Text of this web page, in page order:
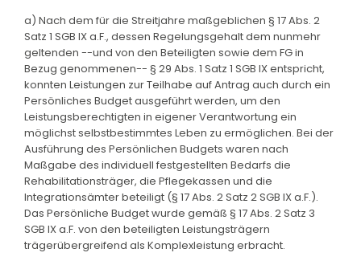
a) Nach dem für die Streitjahre maßgeblichen § 17 Abs. 2
Satz 1 SGB IX a.F., dessen Regelungsgehalt dem nunmehr
geltenden --und von den Beteiligten sowie dem FG in
Bezug genommenen-- § 29 Abs. 1 Satz 1 SGB IX entspricht,
konnten Leistungen zur Teilhabe auf Antrag auch durch ein
Persönliches Budget ausgeführt werden, um den
Leistungsberechtigten in eigener Verantwortung ein
möglichst selbstbestimmtes Leben zu ermöglichen. Bei der
Ausführung des Persönlichen Budgets waren nach
Maßgabe des individuell festgestellten Bedarfs die
Rehabilitationsträger, die Pflegekassen und die
Integrationsämter beteiligt (§ 17 Abs. 2 Satz 2 SGB IX a.F.).
Das Persönliche Budget wurde gemäß § 17 Abs. 2 Satz 3
SGB IX a.F. von den beteiligten Leistungsträgern
trägerübergreifend als Komplexleistung erbracht.